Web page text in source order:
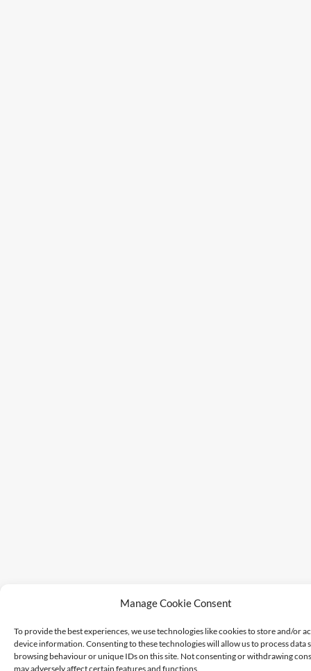
Manage Cookie Consent
To provide the best experiences, we use technologies like cookies to store and/or
device information. Consenting to these technologies will allow us to process data
browsing behaviour or unique IDs on this site. Not consenting or withdrawing
may adversely affect certain features and functions.